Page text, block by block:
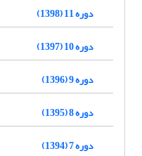
دوره 11 (1398)
دوره 10 (1397)
دوره 9 (1396)
دوره 8 (1395)
دوره 7 (1394)